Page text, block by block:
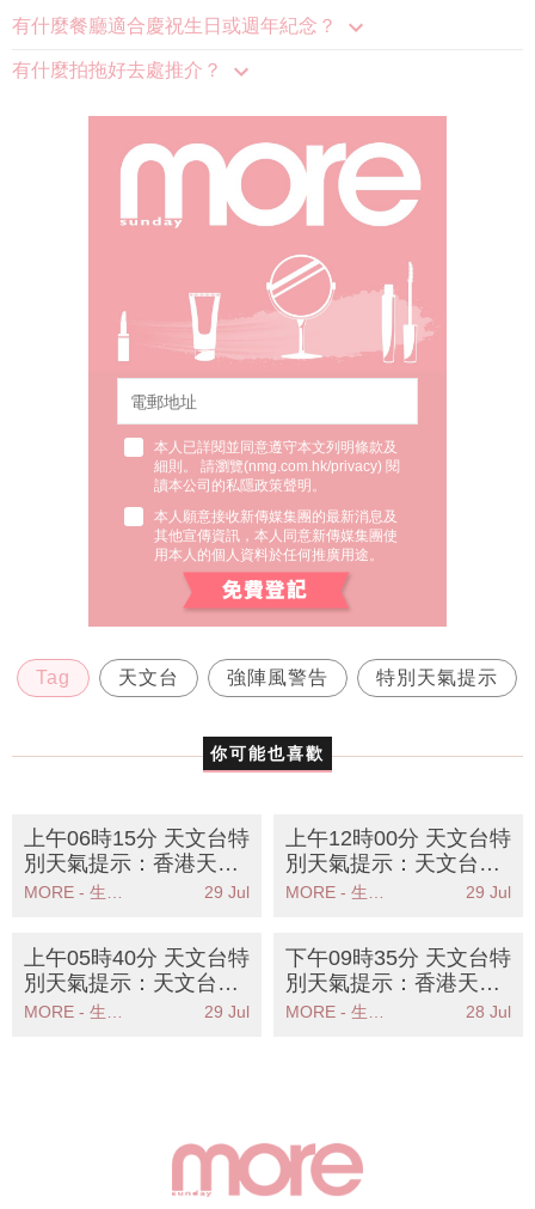
有什麼餐廳適合慶祝生日或週年紀念？
有什麼拍拖好去處推介？
本人已詳閱並同意遵守本文列明條款及
細則。 請瀏覽(nmg.com.hk/privacy) 閱
讀本公司的私隱政策聲明。
本人願意接收新傳媒集團的最新消息及
其他宣傳資訊，本人同意新傳媒集團使
用本人的個人資料於任何推廣用途。
Tag 天文台 強陣風警告 特別天氣提示
你可能也喜歡
上午06時15分 天文台特
別天氣提示：香港天文
台發出強陣風警告市民
MORE - 生活品味 29 Jul
上午12時00分 天文台特
別天氣提示：天文台預
警廣闊低壓槽帶來大雨
MORE - 生活品味 29 Jul
上午05時40分 天文台特
別天氣提示：天文台發
出特別天氣提示廣泛地
29 Jul
下午09時35分 天文台特
別天氣提示：香港天文
台發出特別天氣提示預
28 Jul